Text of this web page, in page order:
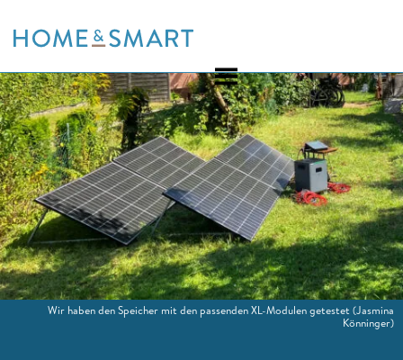
to
Wir haben den Speicher mit den passenden XL-Modulen getestet (Jasmina
Könninger)